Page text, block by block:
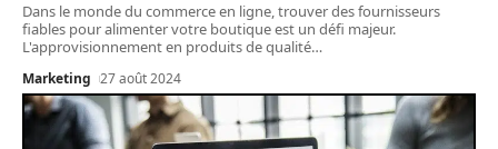
Dans le monde du commerce en ligne, trouver des fournisseurs
fiables pour alimenter votre boutique est un défi majeur.
L'approvisionnement en produits de qualité…
Marketing 27 août 2024